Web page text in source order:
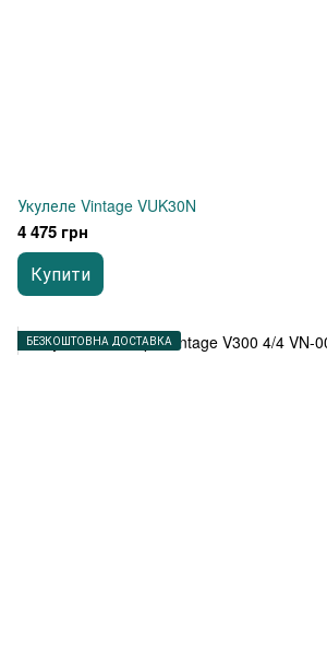
Укулеле Vintage VUK30N
4 475 грн
Купити
БЕЗКОШТОВНА ДОСТАВКА